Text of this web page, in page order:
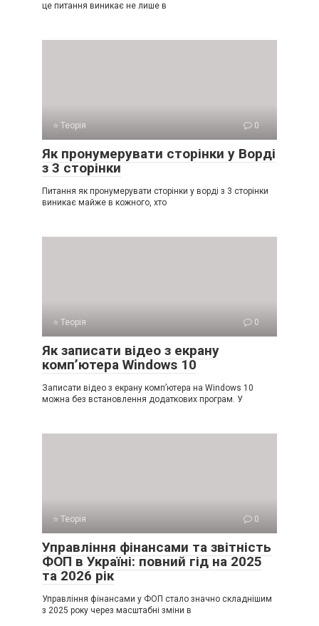
це питання виникає не лише в
⭐ Теорія 0
Як пронумерувати сторінки у Ворді
з 3 сторінки
Питання як пронумерувати сторінки у ворді з 3 сторінки
виникає майже в кожного, хто
⭐ Теорія 0
Як записати відео з екрану
комп’ютера Windows 10
Записати відео з екрану комп’ютера на Windows 10
можна без встановлення додаткових програм. У
⭐ Теорія 0
Управління фінансами та звітність
ФОП в Україні: повний гід на 2025
та 2026 рік
Управління фінансами у ФОП стало значно складнішим
з 2025 року через масштабні зміни в